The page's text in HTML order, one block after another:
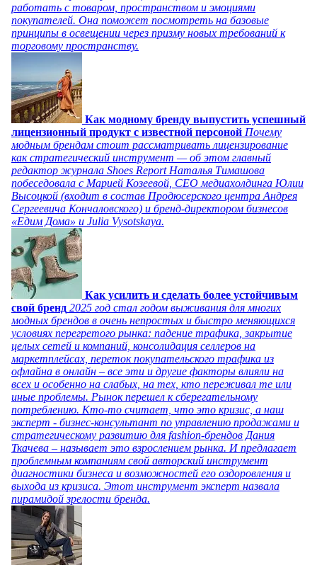
работать с товаром, пространством и эмоциями
покупателей. Она поможет посмотреть на базовые
принципы в освещении через призму новых требований к
торговому пространству.
Как модному бренду выпустить успешный
лицензионный продукт с известной персоной Почему
модным брендам стоит рассматривать лицензирование
как стратегический инструмент — об этом главный
редактор журнала Shoes Report Наталья Тимашова
побеседовала с Марией Козеевой, СЕО медиахолдинга Юлии
Высоцкой (входит в состав Продюсерского центра Андрея
Сергеевича Кончаловского) и бренд-директором бизнесов
«Едим Дома» и Julia Vysotskaya.
Как усилить и сделать более устойчивым
свой бренд 2025 год стал годом выживания для многих
модных брендов в очень непростых и быстро меняющихся
условиях перегретого рынка: падение трафика, закрытие
целых сетей и компаний, консолидация селлеров на
маркетплейсах, переток покупательского трафика из
офлайна в онлайн – все эти и другие факторы влияли на
всех и особенно на слабых, на тех, кто переживал те или
иные проблемы. Рынок перешел к сберегательному
потреблению. Кто-то считает, что это кризис, а наш
эксперт - бизнес-консультант по управлению продажами и
стратегическому развитию для fashion-брендов Дания
Ткачева – называет это взрослением рынка. И предлагает
проблемным компаниям свой авторский инструмент
диагностики бизнеса и возможностей его оздоровления и
выхода из кризиса. Этот инструмент эксперт назвала
пирамидой зрелости бренда.